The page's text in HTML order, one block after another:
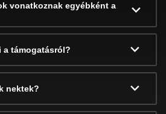
vonatkoznak egyébként a
a támogatásról?
nektek?